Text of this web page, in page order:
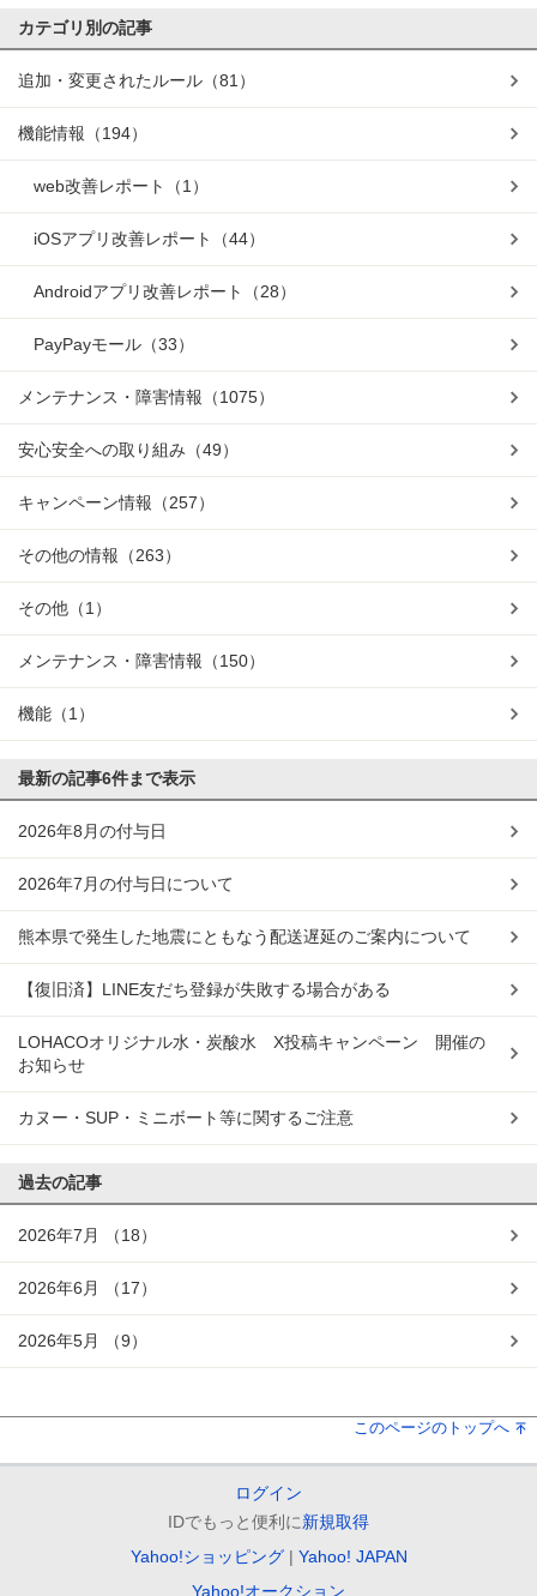
カテゴリ別の記事
追加・変更されたルール （81）
機能情報 （194）
web改善レポート （1）
iOSアプリ改善レポート （44）
Androidアプリ改善レポート （28）
PayPayモール （33）
メンテナンス・障害情報 （1075）
安心安全への取り組み （49）
キャンペーン情報 （257）
その他の情報 （263）
その他 （1）
メンテナンス・障害情報 （150）
機能 （1）
最新の記事6件まで表示
2026年8月の付与日
2026年7月の付与日について
熊本県で発生した地震にともなう配送遅延のご案内について
【復旧済】LINE友だち登録が失敗する場合がある
LOHACOオリジナル水・炭酸水 X投稿キャンペーン 開催の
お知らせ
カヌー・SUP・ミニボート等に関するご注意
過去の記事
2026年7月 （18）
2026年6月 （17）
2026年5月 （9）
このページのトップへ
ログイン
IDでもっと便利に新規取得
Yahoo!ショッピング
Yahoo! JAPAN
Yahoo!オークション